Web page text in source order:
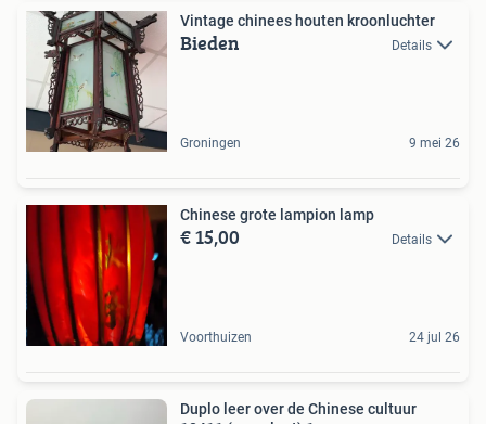
Vintage chinees houten kroonluchter
Bieden Details
Groningen 9 mei 26
Chinese grote lampion lamp
€ 15,00 Details
Voorthuizen 24 jul 26
Duplo leer over de Chinese cultuur